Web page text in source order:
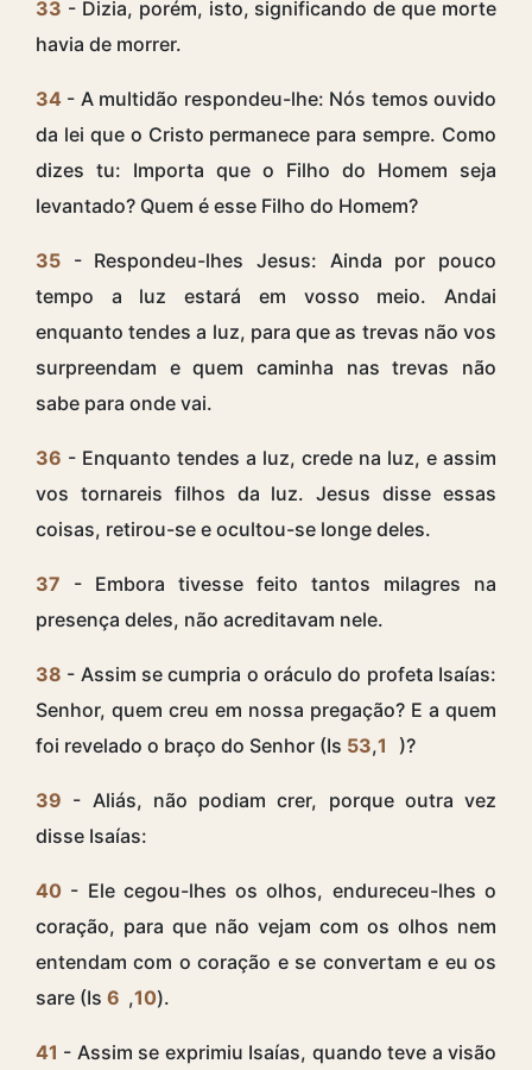
33 - Dizia, porém, isto, significando de que morte
havia de morrer.
34 - A multidão respondeu-lhe: Nós temos ouvido
da lei que o Cristo permanece para sempre. Como
dizes tu: Importa que o Filho do Homem seja
levantado? Quem é esse Filho do Homem?
35 - Respondeu-lhes Jesus: Ainda por pouco
tempo a luz estará em vosso meio. Andai
enquanto tendes a luz, para que as trevas não vos
surpreendam e quem caminha nas trevas não
sabe para onde vai.
36 - Enquanto tendes a luz, crede na luz, e assim
vos tornareis filhos da luz. Jesus disse essas
coisas, retirou-se e ocultou-se longe deles.
37 - Embora tivesse feito tantos milagres na
presença deles, não acreditavam nele.
38 - Assim se cumpria o oráculo do profeta Isaías:
Senhor, quem creu em nossa pregação? E a quem
foi revelado o braço do Senhor (Is 53,1 )?
39 - Aliás, não podiam crer, porque outra vez
disse Isaías:
40 - Ele cegou-lhes os olhos, endureceu-lhes o
coração, para que não vejam com os olhos nem
entendam com o coração e se convertam e eu os
sare (Is 6 ,10).
41 - Assim se exprimiu Isaías, quando teve a visão